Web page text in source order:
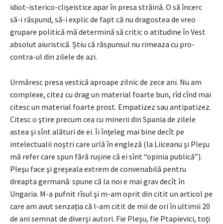
idiot-isterico-clişeistice apar în presa străină. O să încerc
să-i răspund, să-i explic de fapt că nu dragostea de vreo
grupare politică mă determină să critic o atitudine în Vest
absolut aiuristică. Știu că răspunsul nu rimeaza cu pro-
contra-ul din zilele de azi.
Urmăresc presa vestică aproape zilnic de zece ani. Nu am
complexe, citez cu drag un material foarte bun, rîd cînd mai
citesc un material foarte prost. Empatizez sau antipatizez.
Citesc o ştire precum cea cu minerii din Spania de zilele
astea şi sînt alături de ei. Îi înţeleg mai bine decît pe
intelectualii noştri care urlă în engleză (la Liiceanu şi Pleşu
mă refer care spun fără rușine că ei sînt “opinia publică”).
Pleşu face şi greşeala extrem de convenabilă pentru
dreapta germană: spune că la noi e mai grav decît în
Ungaria. M-a pufnit rîsul şi m-am oprit din citit un articol pe
care am avut senzaţia că l-am citit de mii de ori în ultimii 20
de ani semnat de diverşi autori. Fie Pleşu, fie Ptapievici, toţi